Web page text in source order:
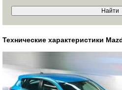
Технические характеристики